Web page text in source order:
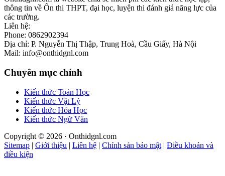
thông tin về Ôn thi THPT, đại học, luyện thi đánh giá năng lực của
các trường.
Liên hệ:
Phone: 0862902394
Địa chỉ: P. Nguyễn Thị Thập, Trung Hoà, Cầu Giấy, Hà Nội
Mail: info@onthidgnl.com
Chuyên mục chính
Kiến thức Toán Học
Kiến thức Vật Lý
Kiến thức Hóa Học
Kiến thức Ngữ Văn
Copyright © 2026 · Onthidgnl.com
Sitemap | Giới thiệu | Liên hệ | Chính sản bảo mật | Điều khoản và
điều kiện